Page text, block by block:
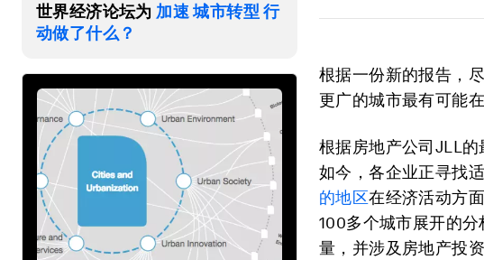
世界经济论坛为 加速 城市转型 行
动做了什么？
根据一份新的报告，
更广的城市最有可能
根据房地产公司JLL
如今，各企业正寻找
的地区在经济活动方
100多个城市展开的
量，并涉及房地产投资